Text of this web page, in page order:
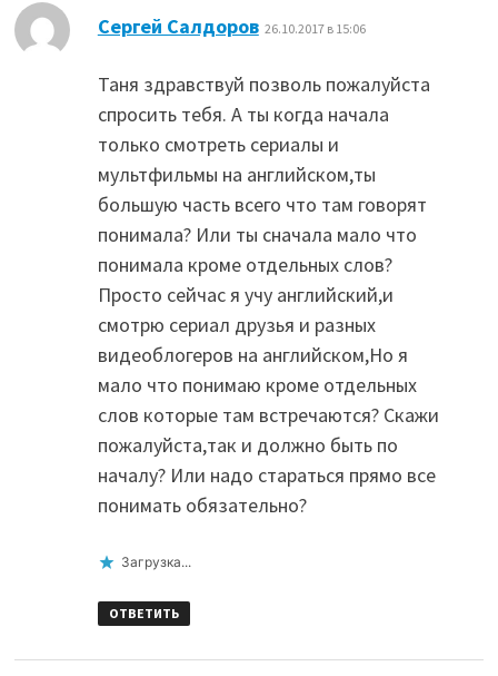
Сергей Салдоров: 26.10.2017 в 15:06
Таня здравствуй позволь пожалуйста
спросить тебя. А ты когда начала
только смотреть сериалы и
мультфильмы на английском,ты
большую часть всего что там говорят
понимала? Или ты сначала мало что
понимала кроме отдельных слов?
Просто сейчас я учу английский,и
смотрю сериал друзья и разных
видеоблогеров на английском,Но я
мало что понимаю кроме отдельных
слов которые там встречаются? Скажи
пожалуйста,так и должно быть по
началу? Или надо стараться прямо все
понимать обязательно?
Загрузка...
ОТВЕТИТЬ